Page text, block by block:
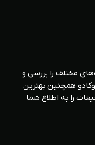
مختلف را بررسی و
همچنین بهترین
را به اطلاع شما